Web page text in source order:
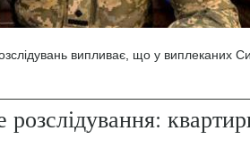
випливає, що у виплеканих
розслідування: